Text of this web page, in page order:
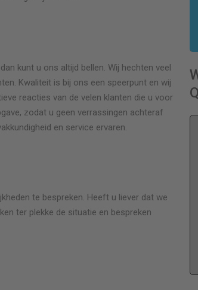
kunt u ons altijd bellen. Wij hechten veel
Kwaliteit is bij ons een speerpunt en wij
reacties van de velen klanten die u voor
zodat u geen verrassingen achteraf
en service ervaren.
te bespreken. Heeft u liever dat we
ter plekke de situatie en bespreken
is een vriendelijke man reageert snel
belt zoals afgesproken terug en